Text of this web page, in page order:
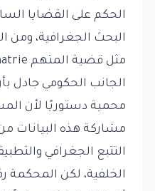
الحكم على القضايا
البحث الجغرافية، ومن
مثل قضية المتهم Okello Chatrie.
الجانب الحكومي جادل
محمية دستوريًا لأن
مشاركة هذه البيانات
التتبع الجغرافي
الخلفية، لكن